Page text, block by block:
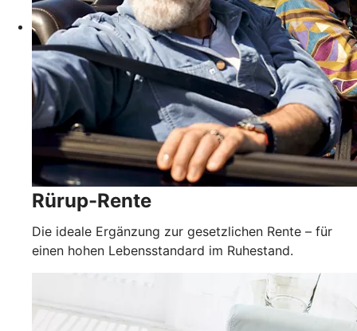
Rürup-Rente
Die ideale Ergänzung zur gesetzlichen Rente – für
einen hohen Lebensstandard im Ruhestand.